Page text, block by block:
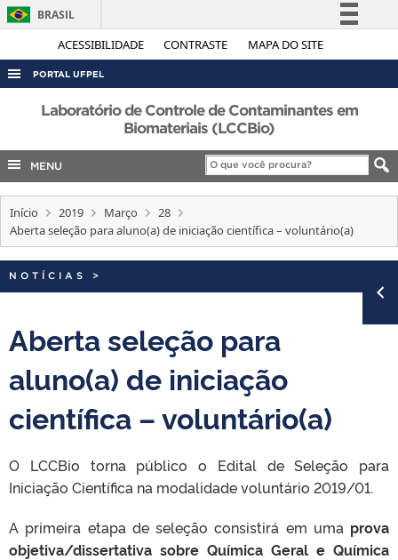
ACESSIBILIDADE CONTRASTE MAPA DO SITE
BRASIL
Simplifique!
Acesso à informação
Legislação
Canais
PORTAL UFPEL
ACESSO À INFORMAÇÃO
COBALTO
CONCURSOS
EDITAIS
TELEFONES
Laboratório de Controle de Contaminantes em
Biomateriais (LCCBio)
MENU
Início 2019 Março
28
Aberta seleção para aluno(a) de iniciação científica – voluntário(a)
NOTÍCIAS >
Aberta seleção para
aluno(a) de iniciação
científica – voluntário(a)
O LCCBio torna público o Edital de Seleção para
Iniciação Científica na modalidade voluntário 2019/01.
A primeira etapa de seleção consistirá em uma prova
objetiva/dissertativa sobre Química Geral e Química